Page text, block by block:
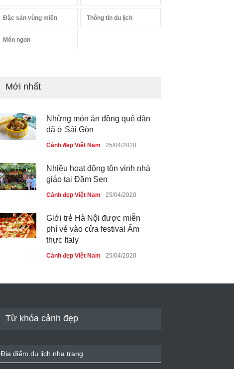
Đặc sản vùng miền Thông tin du lịch
Món ngon
Mới nhất
Những món ăn đồng quê dân
dã ở Sài Gòn
Cảnh đẹp Việt Nam 25/04/2020
Nhiều hoạt động tôn vinh nhà
giáo tại Đầm Sen
Cảnh đẹp Việt Nam 25/04/2020
Giới trẻ Hà Nội được miễn
phí vé vào cửa festival Ẩm
thực Italy
Cảnh đẹp Việt Nam 25/04/2020
Cảnh đẹp Việt Nam
Từ khóa cảnh đẹp
Địa điểm du lịch nha trang